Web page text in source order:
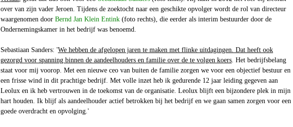
over van zijn vader Jeroen. Tijdens de zoektocht naar een geschikte opvolger wordt de rol van directeur
waargenomen door Bernd Jan Klein Entink (foto rechts), die eerder als interim bestuurder door de
Ondernemingskamer in het bedrijf was benoemd.
Sebastiaan Sanders: 'We hebben de afgelopen jaren te maken met flinke uitdagingen. Dat heeft ook
gezorgd voor spanning binnen de aandeelhouders en familie over de te volgen koers. Het bedrijfsbelang
staat voor mij voorop. Met een nieuwe ceo van buiten de familie zorgen we voor een objectief bestuur en
een frisse wind in dit prachtige bedrijf. Met volle inzet heb ik gedurende 12 jaar leiding gegeven aan
Leolux en ik heb vertrouwen in de toekomst van de organisatie. Leolux blijft een bijzondere plek in mijn
hart houden. Ik blijf als aandeelhouder actief betrokken bij het bedrijf en we gaan samen zorgen voor een
goede overdracht en opvolging.'